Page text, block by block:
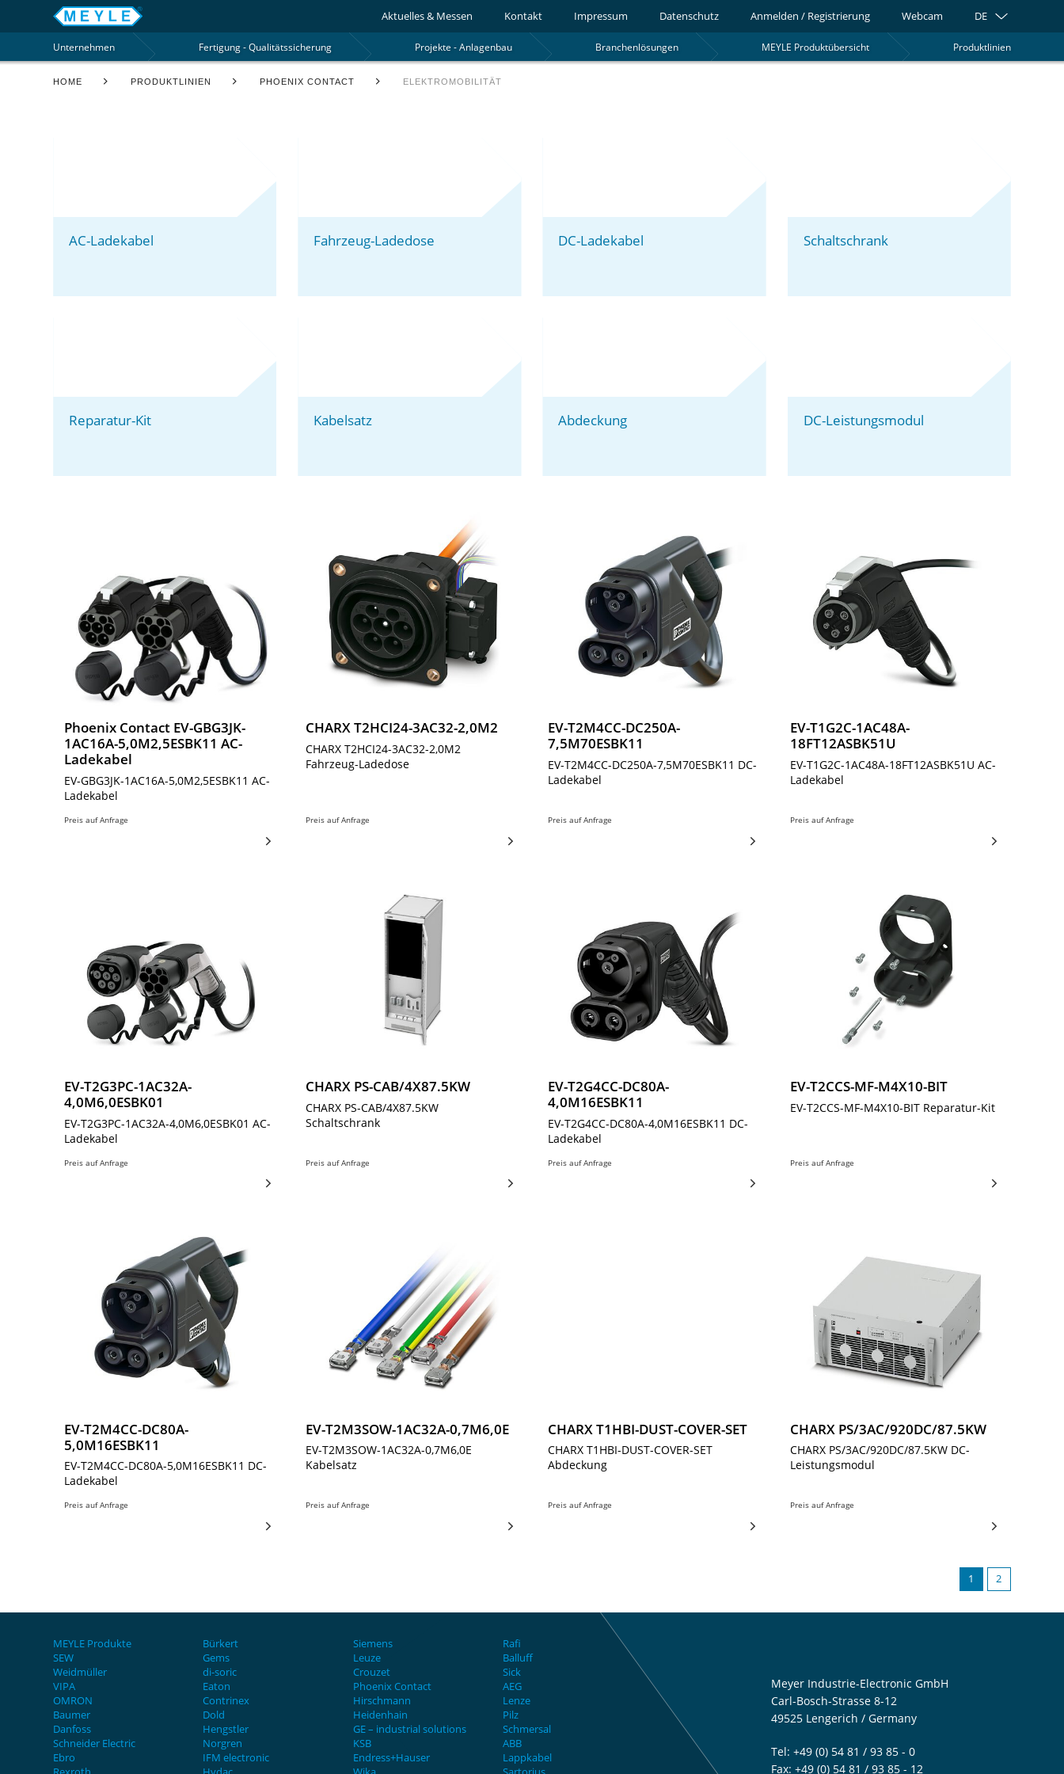
Aktuelles & Messen Kontakt Impressum Datenschutz Anmelden / Registrierung Webcam DE
Produktlinien
MEYLE Produktübersicht
Branchenlösungen
Projekte - Anlagenbau
Fertigung - Qualitätssicherung
Unternehmen
HOME PRODUKTLINIEN PHOENIX CONTACT ELEKTROMOBILITÄT
AC-Ladekabel Fahrzeug-Ladedose DC-Ladekabel Schaltschrank
Reparatur-Kit Kabelsatz Abdeckung DC-Leistungsmodul
Phoenix Contact EV-GBG3JK-
1AC16A-5,0M2,5ESBK11 AC-
Ladekabel
EV-GBG3JK-1AC16A-5,0M2,5ESBK11 AC-
Ladekabel
Preis auf Anfrage
CHARX T2HCI24-3AC32-2,0M2
CHARX T2HCI24-3AC32-2,0M2
Fahrzeug-Ladedose
Preis auf Anfrage
EV-T2M4CC-DC250A-
7,5M70ESBK11
EV-T2M4CC-DC250A-7,5M70ESBK11 DC-
Ladekabel
Preis auf Anfrage
EV-T1G2C-1AC48A-
18FT12ASBK51U
EV-T1G2C-1AC48A-18FT12ASBK51U AC-
Ladekabel
Preis auf Anfrage
EV-T2G3PC-1AC32A-
4,0M6,0ESBK01
EV-T2G3PC-1AC32A-4,0M6,0ESBK01 AC-
Ladekabel
Preis auf Anfrage
CHARX PS-CAB/4X87.5KW
CHARX PS-CAB/4X87.5KW
Schaltschrank
Preis auf Anfrage
EV-T2G4CC-DC80A-
4,0M16ESBK11
EV-T2G4CC-DC80A-4,0M16ESBK11 DC-
Ladekabel
Preis auf Anfrage
EV-T2CCS-MF-M4X10-BIT
EV-T2CCS-MF-M4X10-BIT Reparatur-Kit
Preis auf Anfrage
EV-T2M4CC-DC80A-
5,0M16ESBK11
EV-T2M4CC-DC80A-5,0M16ESBK11 DC-
Ladekabel
Preis auf Anfrage
EV-T2M3SOW-1AC32A-0,7M6,0E
EV-T2M3SOW-1AC32A-0,7M6,0E
Kabelsatz
Preis auf Anfrage
CHARX T1HBI-DUST-COVER-SET
CHARX T1HBI-DUST-COVER-SET
Abdeckung
Preis auf Anfrage
CHARX PS/3AC/920DC/87.5KW
CHARX PS/3AC/920DC/87.5KW DC-
Leistungsmodul
Preis auf Anfrage
1 2
MEYLE Produkte Bürkert Siemens
Rafi
SEW
Gems Leuze
Balluff
Weidmüller
di-soric Crouzet
Sick
VIPA
Eaton Phoenix Contact
AEG
OMRON
Contrinex Hirschmann
Lenze
Baumer
Dold Heidenhain
Pilz
Danfoss
Hengstler GE – industrial solutions
Schmersal
Schneider Electric
Norgren KSB
ABB
Ebro
IFM electronic Endress+Hauser
Lappkabel
Meyer Industrie-Electronic GmbH
Carl-Bosch-Strasse 8-12
49525 Lengerich / Germany
Tel: +49 (0) 54 81 / 93 85 - 0
Fax: +49 (0) 54 81 / 93 85 - 12